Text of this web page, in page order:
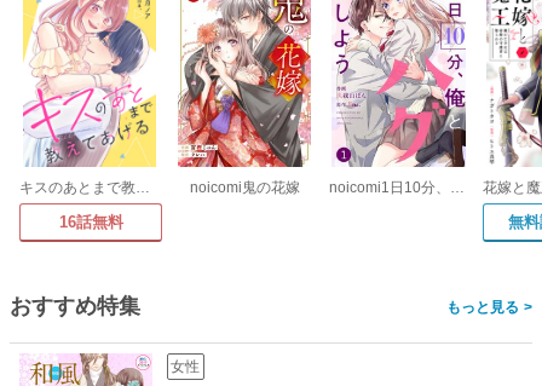
キスのあとまで教えてあげる
16話無料
noicomi鬼の花嫁 noicomi1日10分、俺とハグをしよう
無
おすすめ特集 >
女性